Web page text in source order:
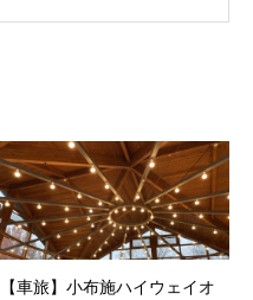
LTO/SASなど）、セキュリテ
報漏えい対策/デザスタリカバ
ンプライアンス/ネットワーク
ールセキュリティなど）、ネッ
スイッチ/グループウェア/サー
クライアント/ホスティングな
BI/カタログ/各種戦略/導入
【車旅】小布施ハイウェイオ